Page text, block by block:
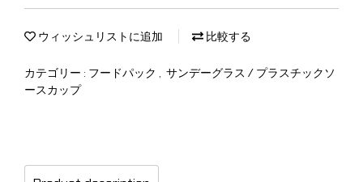
ウィッシュリストに追加 比較する
カテゴリー : フードパック , サンデーグラス / プラスチックソ
ースカップ